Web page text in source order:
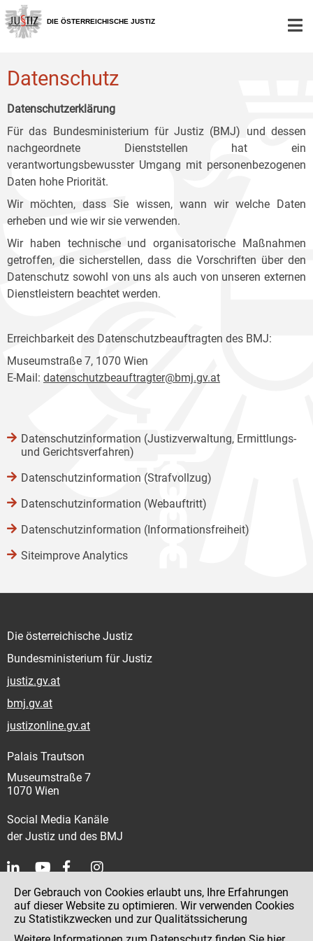
Zur
Hauptnavigation
[1]
Zum
Inhalt
[2]
Zum
Untermenü
[3]
DIE ÖSTERREICHISCHE JUSTIZ
Datenschutz
Datenschutzerklärung
Für das Bundesministerium für Justiz (BMJ) und dessen
nachgeordnete Dienststellen hat ein
verantwortungsbewusster Umgang mit personenbezogenen
Daten hohe Priorität.
Wir möchten, dass Sie wissen, wann wir welche Daten
erheben und wie wir sie verwenden.
Wir haben technische und organisatorische Maßnahmen
getroffen, die sicherstellen, dass die Vorschriften über den
Datenschutz sowohl von uns als auch von unseren externen
Dienstleistern beachtet werden.
Erreichbarkeit des Datenschutzbeauftragten des BMJ:
Museumstraße 7, 1070 Wien
E-Mail: datenschutzbeauftragter@bmj.gv.at
Datenschutzinformation (Justizverwaltung, Ermittlungs-
und Gerichtsverfahren)
Datenschutzinformation (Strafvollzug)
Datenschutzinformation (Webauftritt)
Datenschutzinformation (Informationsfreiheit)
Siteimprove Analytics
Die österreichische Justiz
Bundesministerium für Justiz
justiz.gv.at
bmj.gv.at
justizonline.gv.at
Palais Trautson
Museumstraße 7
1070 Wien
Social Media Kanäle
der Justiz und des BMJ
Kontakt
Impressum
Der Gebrauch von Cookies erlaubt uns, Ihre Erfahrungen
auf dieser Website zu optimieren. Wir verwenden Cookies
zu Statistikzwecken und zur Qualitätssicherung